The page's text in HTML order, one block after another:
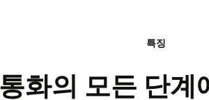
특징
통화의 모든 단계